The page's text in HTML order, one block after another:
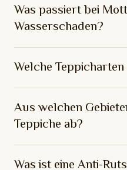
Was passiert bei
Wasserschaden?
Welche
Aus welchen
Teppiche ab?
Was ist eine Anti-